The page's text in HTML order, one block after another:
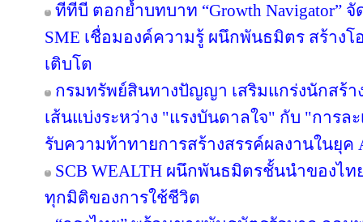
ทีทีบี ตอกย้ำบทบาท “Growth Navigator”
SME เชื่อมองค์ความรู้ ผนึกพันธมิตร สร้าง
เติบโต
กรมทรัพย์สินทางปัญญา เสริมแกร่งนักสร้า
เส้นแบ่งระหว่าง "แรงบันดาลใจ" กับ "การ
รับความท้าทายการสร้างสรรค์ผลงานในยุค
SCB WEALTH ผนึกพันธมิตรชั้นนำของไ
ทุกมิติของการใช้ชีวิต